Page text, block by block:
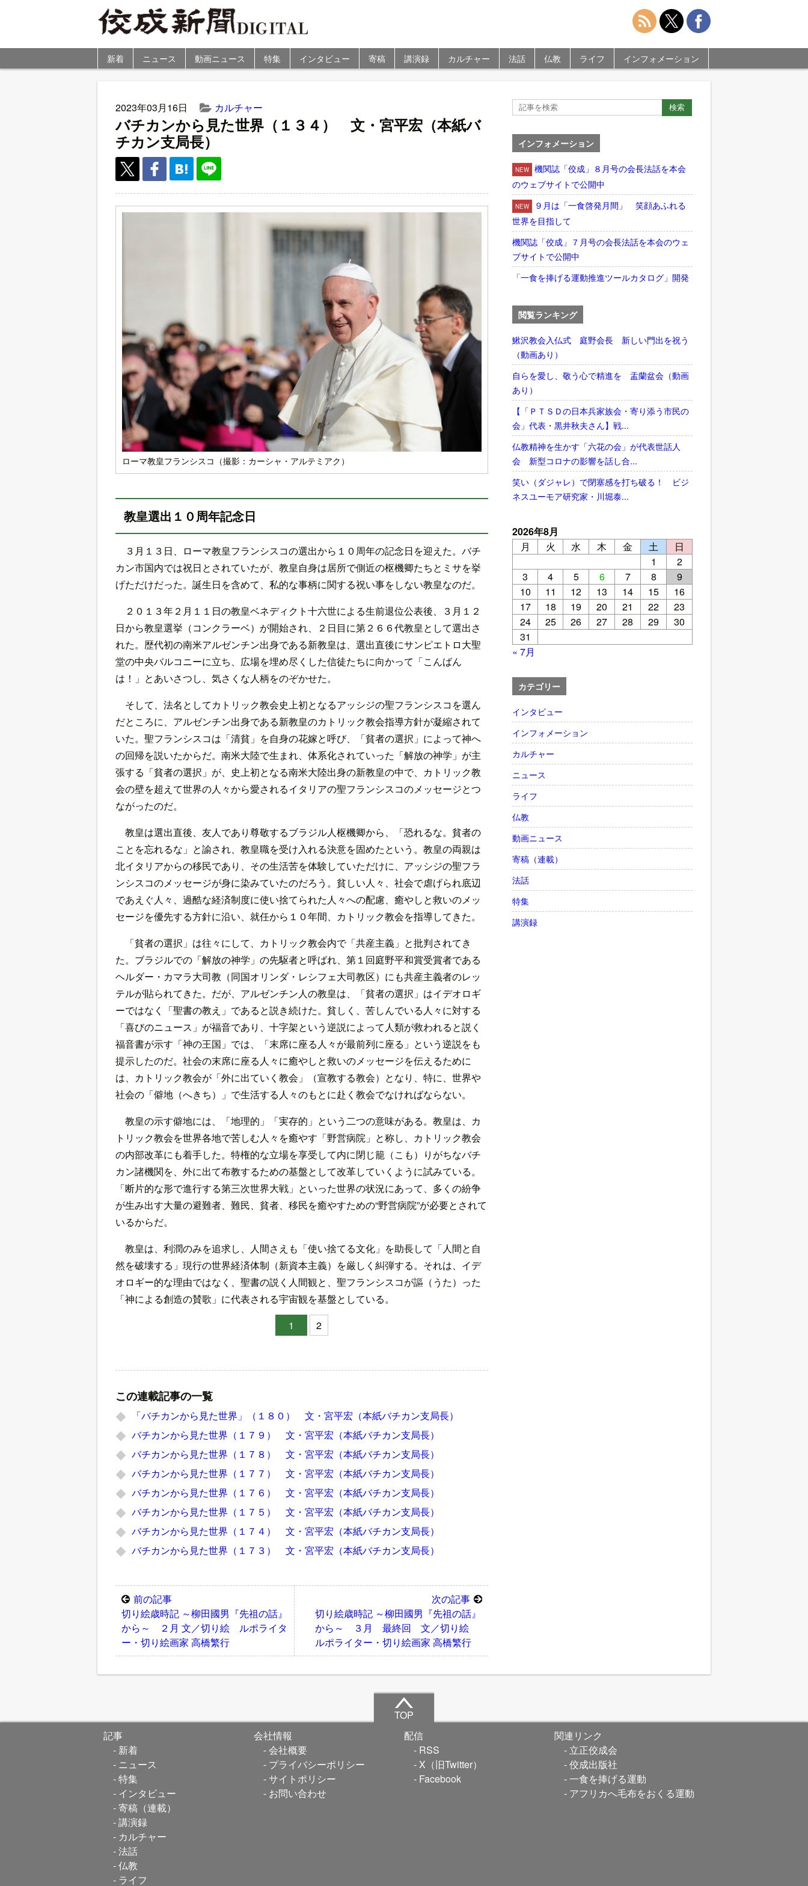
新着 ニュース 動画ニュース 特集 インタビュー 寄稿 講演録 カルチャー 法話 仏教 ライフ インフォメーション
2023年03月16日 カルチャー
バチカンから見た世界（１３４） 文・宮平宏（本紙バ
チカン支局長）
ローマ教皇フランシスコ（撮影：カーシャ・アルテミアク）
教皇選出１０周年記念日
３月１３日、ローマ教皇フランシスコの選出から１０周年の記念日を迎えた。バチ
カン市国内では祝日とされていたが、教皇自身は居所で側近の枢機卿たちとミサを挙
げただけだった。誕生日を含めて、私的な事柄に関する祝い事をしない教皇なのだ。
２０１３年２月１１日の教皇ベネディクト十六世による生前退位公表後、３月１２
日から教皇選挙（コンクラーベ）が開始され、２日目に第２６６代教皇として選出さ
れた。歴代初の南米アルゼンチン出身である新教皇は、選出直後にサンピエトロ大聖
堂の中央バルコニーに立ち、広場を埋め尽くした信徒たちに向かって「こんばん
は！」とあいさつし、気さくな人柄をのぞかせた。
そして、法名としてカトリック教会史上初となるアッシジの聖フランシスコを選ん
だところに、アルゼンチン出身である新教皇のカトリック教会指導方針が凝縮されて
いた。聖フランシスコは「清貧」を自身の花嫁と呼び、「貧者の選択」によって神へ
の回帰を説いたからだ。南米大陸で生まれ、体系化されていった「解放の神学」が主
張する「貧者の選択」が、史上初となる南米大陸出身の新教皇の中で、カトリック教
会の壁を超えて世界の人々から愛されるイタリアの聖フランシスコのメッセージとつ
ながったのだ。
教皇は選出直後、友人であり尊敬するブラジル人枢機卿から、「恐れるな。貧者の
ことを忘れるな」と諭され、教皇職を受け入れる決意を固めたという。教皇の両親は
北イタリアからの移民であり、その生活苦を体験していただけに、アッシジの聖フラ
ンシスコのメッセージが身に染みていたのだろう。貧しい人々、社会で虐げられ底辺
であえぐ人々、過酷な経済制度に使い捨てられた人々への配慮、癒やしと救いのメッ
セージを優先する方針に沿い、就任から１０年間、カトリック教会を指導してきた。
「貧者の選択」は往々にして、カトリック教会内で「共産主義」と批判されてき
た。ブラジルでの「解放の神学」の先駆者と呼ばれ、第１回庭野平和賞受賞者である
ヘルダー・カマラ大司教（同国オリンダ・レシフェ大司教区）にも共産主義者のレッ
テルが貼られてきた。だが、アルゼンチン人の教皇は、「貧者の選択」はイデオロギ
ーではなく「聖書の教え」であると説き続けた。貧しく、苦しんでいる人々に対する
「喜びのニュース」が福音であり、十字架という逆説によって人類が救われると説く
福音書が示す「神の王国」では、「末席に座る人々が最前列に座る」という逆説をも
提示したのだ。社会の末席に座る人々に癒やしと救いのメッセージを伝えるために
は、カトリック教会が「外に出ていく教会」（宣教する教会）となり、特に、世界や
社会の「僻地（へきち）」で生活する人々のもとに赴く教会でなければならない。
教皇の示す僻地には、「地理的」「実存的」という二つの意味がある。教皇は、カ
トリック教会を世界各地で苦しむ人々を癒やす「野営病院」と称し、カトリック教会
の内部改革にも着手した。特権的な立場を享受して内に閉じ籠（こも）りがちなバチ
カン諸機関を、外に出て布教するための基盤として改革していくように試みている。
「断片的な形で進行する第三次世界大戦」といった世界の状況にあって、多くの紛争
が生み出す大量の避難者、難民、貧者、移民を癒やすための“野営病院”が必要とされて
いるからだ。
教皇は、利潤のみを追求し、人間さえも「使い捨てる文化」を助長して「人間と自
然を破壊する」現行の世界経済体制（新資本主義）を厳しく糾弾する。それは、イデ
オロギー的な理由ではなく、聖書の説く人間観と、聖フランシスコが謳（うた）った
「神による創造の賛歌」に代表される宇宙観を基盤としている。
1
2
この連載記事の一覧
「バチカンから見た世界」（１８０） 文・宮平宏（本紙バチカン支局長）
バチカンから見た世界（１７９） 文・宮平宏（本紙バチカン支局長）
バチカンから見た世界（１７８） 文・宮平宏（本紙バチカン支局長）
バチカンから見た世界（１７７） 文・宮平宏（本紙バチカン支局長）
バチカンから見た世界（１７６） 文・宮平宏（本紙バチカン支局長）
バチカンから見た世界（１７５） 文・宮平宏（本紙バチカン支局長）
バチカンから見た世界（１７４） 文・宮平宏（本紙バチカン支局長）
バチカンから見た世界（１７３） 文・宮平宏（本紙バチカン支局長）
前の記事
切り絵歳時記 ～柳田國男『先祖の話』
から～ ２月 文／切り絵 ルポライタ
ー・切り絵画家 高橋繁行
次の記事
切り絵歳時記 ～柳田國男『先祖の話』
から～ ３月 最終回 文／切り絵
ルポライター・切り絵画家 高橋繁行
インフォメーション
NEW
機関誌「佼成」８月号の会長法話を本会
のウェブサイトで公開中
NEW
９月は「一食啓発月間」 笑顔あふれる
世界を目指して
機関誌「佼成」７月号の会長法話を本会のウェ
ブサイトで公開中
「一食を捧げる運動推進ツールカタログ」開発
閲覧ランキング
鰍沢教会入仏式 庭野会長 新しい門出を祝う
（動画あり）
自らを愛し、敬う心で精進を 盂蘭盆会（動画
あり）
【「ＰＴＳＤの日本兵家族会・寄り添う市民の
会」代表・黒井秋夫さん】戦...
仏教精神を生かす「六花の会」が代表世話人
会 新型コロナの影響を話し合...
笑い（ダジャレ）で閉塞感を打ち破る！ ビジ
ネスユーモア研究家・川堀泰...
2026年8月
月
火 水 木 金 土
日
1
2
3
4 5 6 7 8
9
10
11 12 13 14 15
16
17
18 19 20 21 22
23
24
25 26 27 28 29
30
31
« 7月
カテゴリー
インタビュー
インフォメーション
カルチャー
ニュース
ライフ
仏教
動画ニュース
寄稿（連載）
法話
特集
講演録
TOP
記事
新着
ニュース
特集
インタビュー
寄稿（連載）
講演録
カルチャー
法話
仏教
ライフ
会社情報
会社概要
プライバシーポリシー
サイトポリシー
お問い合わせ
配信
RSS
X（旧Twitter）
Facebook
関連リンク
立正佼成会
佼成出版社
一食を捧げる運動
アフリカへ毛布をおくる運動